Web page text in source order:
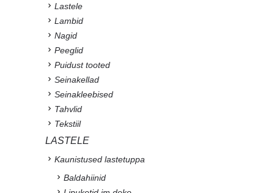
Lastele
Lambid
Nagid
Peeglid
Puidust tooted
Seinakellad
Seinakleebised
Tahvlid
Tekstiil
LASTELE
Kaunistused lastetuppa
Baldahiinid